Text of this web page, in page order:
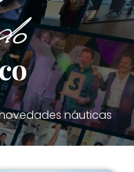
náuticas